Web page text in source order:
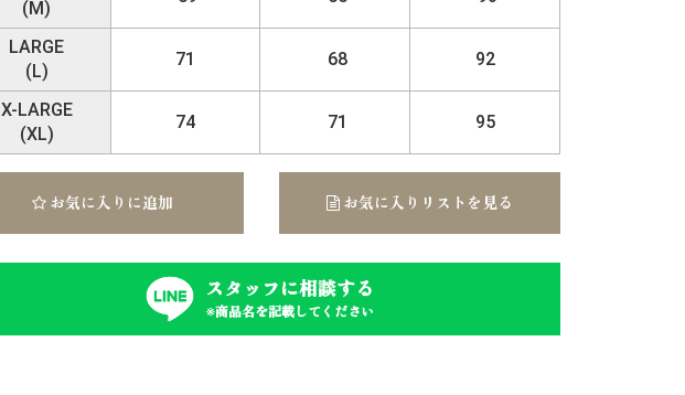
(M)
LARGE
(L)
71 68 92
X-LARGE
(XL)
74 71 95
お気に入りに追加 お気に入りリストを見る
スタッフに相談する
※商品名を記載してください